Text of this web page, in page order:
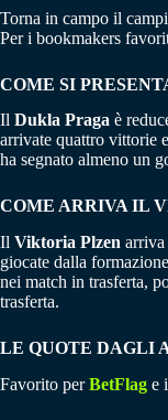
Torna in campo il
Per i bookmakers
COME SI
Il Dukla Praga è
arrivate quattro vittorie
ha segnato almeno un
COME ARRIVA IL
Il Viktoria Plzen arriva
giocate dalla
nei match in trasferta,
trasferta.
LE QUOTE DAGLI
Favorito perBetFlag e